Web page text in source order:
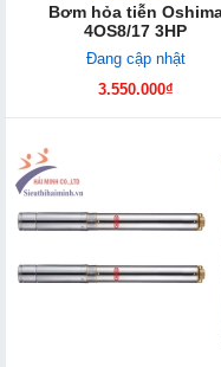
Bơm hỏa tiễn
4OS8/17 3HP
Đang cập nhật
3.550.000₫